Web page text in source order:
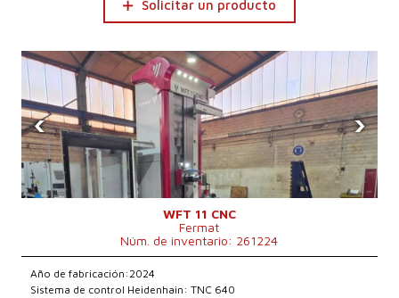
Solicitar un producto
‹ ›
WFT 11 CNC
Fermat
Núm. de inventario: 261224
Año de fabricación:2024
Sistema de control Heidenhain: TNC 640